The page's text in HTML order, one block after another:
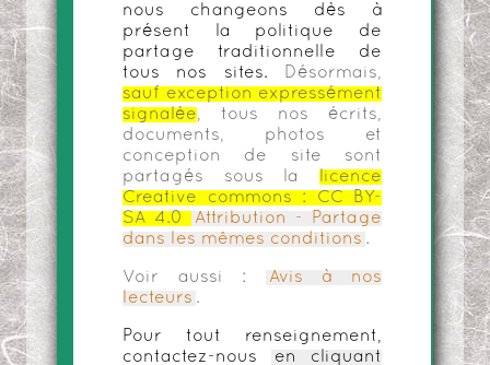
nous changeons dès à
présent la politique de
partage traditionnelle de
tous nos sites.
Désormais,
sauf exception expressément
signalée , tous nos écrits,
documents, photos et
conception de site sont
partagés sous la
licence
Creative commons :
CC BY-
SA 4.0
Attribution - Partage
dans les mêmes conditions .
Voir aussi :
Avis à nos
lecteurs .
Pour tout renseignement,
contactez-nous
en cliquant